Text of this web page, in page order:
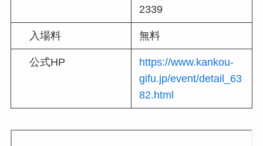
2339
入場料 無料
公式HP
https://www.kankou-
gifu.jp/event/detail_63
82.html